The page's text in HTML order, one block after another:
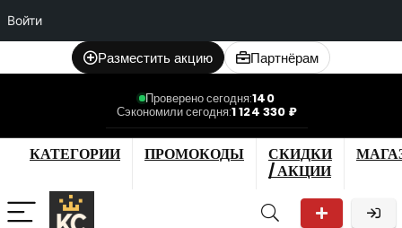
Войти
Разместить акцию Партнёрам
Проверено сегодня:140
Сэкономили сегодня:1 124 330 ₽
КАТЕГОРИИ ПРОМОКОДЫ
СКИДКИ
/ АКЦИИ